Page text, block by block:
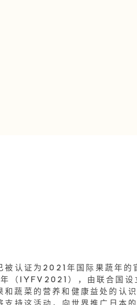
认证为2021年国际果蔬年的
（IYFV2021），由联合国设
和蔬菜的营养和健康益处的认识